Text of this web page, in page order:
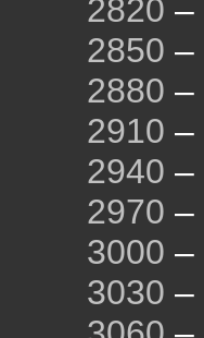
2820 –
2850 –
2880 –
2910 –
2940 –
2970 –
3000 –
3030 –